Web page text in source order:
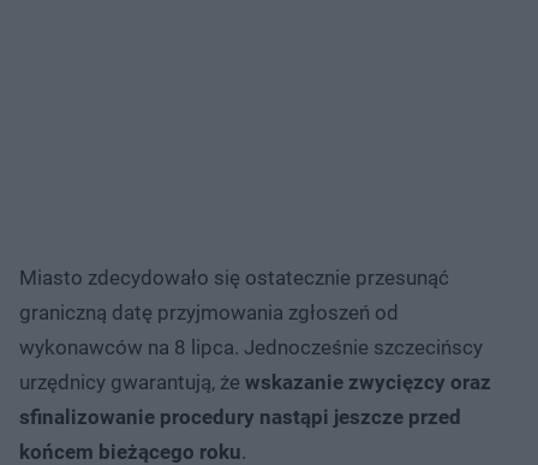
Miasto zdecydowało się ostatecznie przesunąć
graniczną datę przyjmowania zgłoszeń od
wykonawców na 8 lipca. Jednocześnie szczecińscy
urzędnicy gwarantują, że wskazanie zwycięzcy oraz
sfinalizowanie procedury nastąpi jeszcze przed
końcem bieżącego roku.